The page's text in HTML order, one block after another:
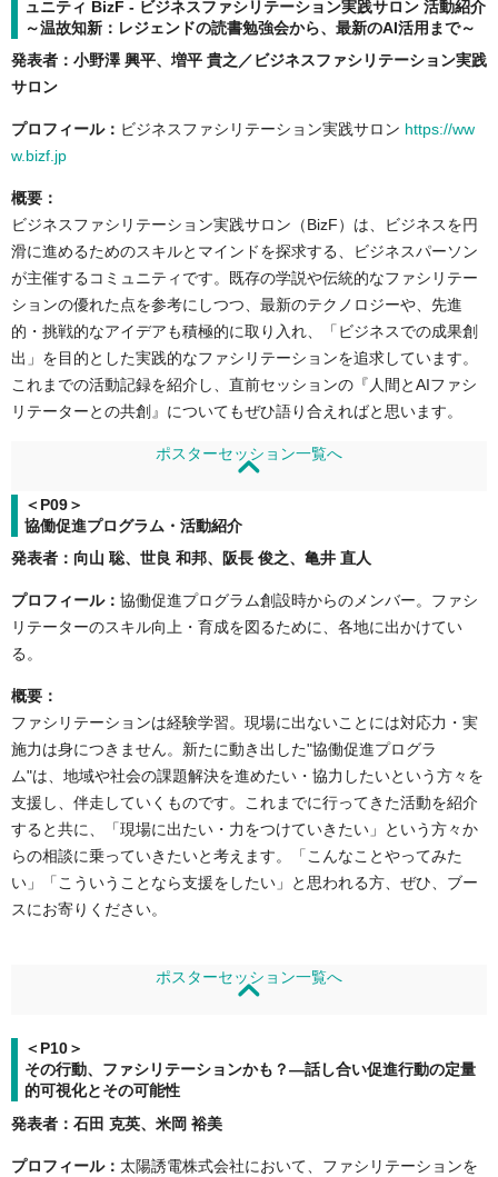
ュニティ BizF - ビジネスファシリテーション実践サロン 活動紹介
～温故知新：レジェンドの読書勉強会から、最新のAI活用まで～
発表者：小野澤 興平、増平 貴之／ビジネスファシリテーション実践
サロン
プロフィール： ビジネスファシリテーション実践サロン https://ww
w.bizf.jp
概要：
ビジネスファシリテーション実践サロン（BizF）は、ビジネスを円
滑に進めるためのスキルとマインドを探求する、ビジネスパーソン
が主催するコミュニティです。既存の学説や伝統的なファシリテー
ションの優れた点を参考にしつつ、最新のテクノロジーや、先進
的・挑戦的なアイデアも積極的に取り入れ、「ビジネスでの成果創
出」を目的とした実践的なファシリテーションを追求しています。
これまでの活動記録を紹介し、直前セッションの『人間とAIファシ
リテーターとの共創』についてもぜひ語り合えればと思います。
ポスターセッション一覧へ
＜P09＞
協働促進プログラム・活動紹介
発表者：向山 聡、世良 和邦、阪長 俊之、亀井 直人
プロフィール： 協働促進プログラム創設時からのメンバー。ファシ
リテーターのスキル向上・育成を図るために、各地に出かけてい
る。
概要：
ファシリテーションは経験学習。現場に出ないことには対応力・実
施力は身につきません。新たに動き出した"協働促進プログラ
ム"は、地域や社会の課題解決を進めたい・協力したいという方々を
支援し、伴走していくものです。これまでに行ってきた活動を紹介
すると共に、「現場に出たい・力をつけていきたい」という方々か
らの相談に乗っていきたいと考えます。「こんなことやってみた
い」「こういうことなら支援をしたい」と思われる方、ぜひ、ブー
スにお寄りください。
ポスターセッション一覧へ
＜P10＞
その行動、ファシリテーションかも？―話し合い促進行動の定量
的可視化とその可能性
発表者：石田 克英、米岡 裕美
プロフィール： 太陽誘電株式会社において、ファシリテーションを